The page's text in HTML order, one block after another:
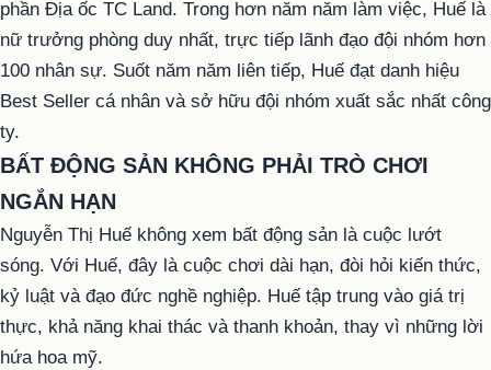
phần Địa ốc TC Land. Trong hơn năm năm làm việc, Huế là
nữ trưởng phòng duy nhất, trực tiếp lãnh đạo đội nhóm hơn
100 nhân sự. Suốt năm năm liên tiếp, Huế đạt danh hiệu
Best Seller cá nhân và sở hữu đội nhóm xuất sắc nhất công
ty.
BẤT ĐỘNG SẢN KHÔNG PHẢI TRÒ CHƠI
NGẮN HẠN
Nguyễn Thị Huế không xem bất động sản là cuộc lướt
sóng. Với Huế, đây là cuộc chơi dài hạn, đòi hỏi kiến thức,
kỷ luật và đạo đức nghề nghiệp. Huế tập trung vào giá trị
thực, khả năng khai thác và thanh khoản, thay vì những lời
hứa hoa mỹ.